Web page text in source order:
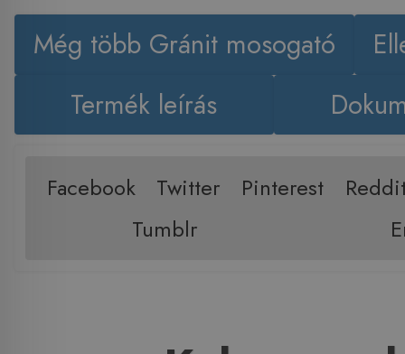
Még több Gránit mosogató
Termék leírás
Facebook Twitter Pinterest
Tumblr